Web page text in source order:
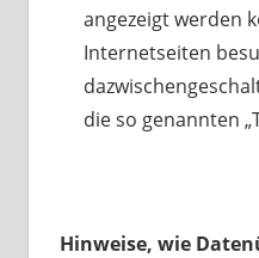
angezeigt werden
Internetseiten
die so genannten
Hinweise, wie